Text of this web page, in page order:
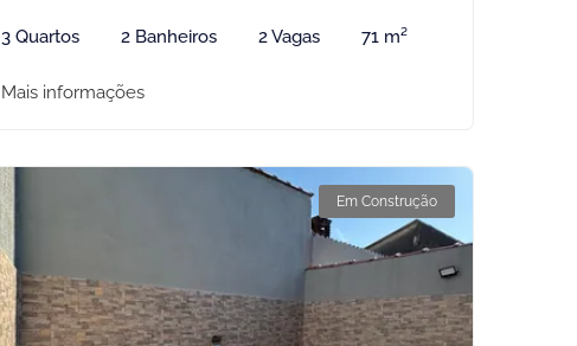
3 Quartos 2 Banheiros 2 Vagas 71 m²
Mais informações
Em Construção